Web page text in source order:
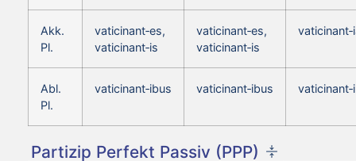
Akk.
Pl.
vaticinant‑es,
vaticinant‑is
vaticinant‑es,
vaticinant‑is
Abl.
Pl.
vaticinant‑ibus vaticinant‑ibus
Partizip Perfekt Passiv (PPP)